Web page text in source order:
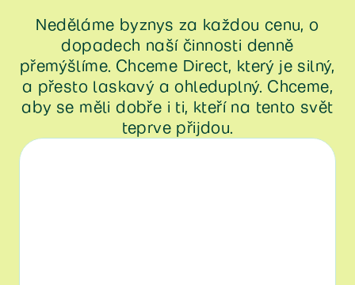
Neděláme byznys za každou cenu, o
dopadech naší činnosti denně
přemýšlíme. Chceme Direct, který je silný,
a přesto laskavý a ohleduplný. Chceme,
aby se měli dobře i ti, kteří na tento svět
teprve přijdou.